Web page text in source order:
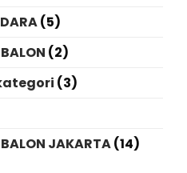
(5)
(2)
(3)
JAKARTA(14)